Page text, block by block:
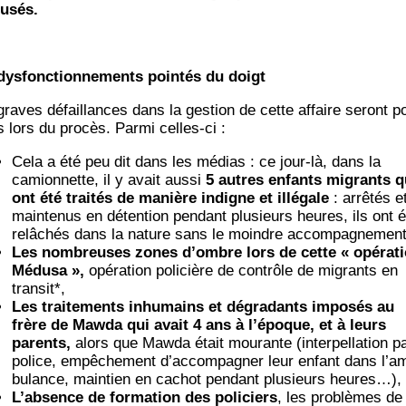
poin­tés du doigt
défaillances dans la ges­tion de cette affaire seront
lors du pro­cès. Par­mi celles-ci :
Cela a été peu dit dans les médias : ce jour-là, dans la
camion­nette, il y avait aus­si 5 autres enfants migrants
ont été trai­tés de manière indigne et illé­gale : arrê­tés
main­te­nus en déten­tion pen­dant plu­sieurs heures, ils ont
relâ­chés dans la nature sans le moindre
Les nom­breuses zones d’ombre lors de cette «
Médu­sa », opé­ra­tion poli­cière de contrôle de migrants en
transit*,
Les trai­te­ments inhu­mains et dégra­dants impo­sés au
frère de Maw­da qui avait 4 ans à l’é­poque, et à leurs
parents, alors que Maw­da était mou­rante (inter­pel­la­tion
police, empê­che­ment d’ac­com­pa­gner leur enfant dans
bu­lance, main­tien en cachot pen­dant plu­sieurs heures…),
L’ab­sence de for­ma­tion des poli­ciers, les pro­blèmes de